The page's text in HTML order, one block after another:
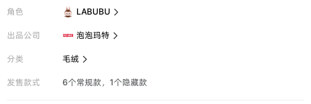
角色 LABUBU 
出品公司 泡泡玛特 
分类 毛绒 
发售款式 6个常规款，1个隐藏款